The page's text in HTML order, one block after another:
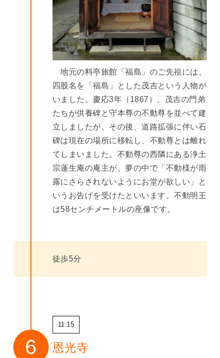
地元の料亭旅館「福島」のご先祖には、
四股名を「福島」とした茂吉という人物が
いました。慶応3年（1867）、茂吉の門弟
たちが供養碑と守本尊の不動尊を並べて建
立しましたが、その後、道路拡張に伴い石
碑は現在の場所に移転し、不動尊とは離れ
てしまいました。不動尊の西隣にある浄土
宗蓮生庵の庵主が、夢の中で「不動様が雨
露にさらされないようにお堂が欲しい」と
いうお告げを受けたといいます。不動明王
は58センチメートルの座像です。
徒歩5分
11:15
恩光寺